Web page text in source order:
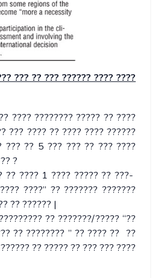
??? ?? ??? ?????? ???? ????
???? ???????? ????? ?? ????
??? ???? ?? ???? ???? ??????
??? ?? 5 ??? ??? ?? ??? ????
?
?? ???? 1 ???? ????? ?? ???-
????” ?? ??????? ???????
?? ?????? |
?? ???????/????? “??
?? ???????? ” ?? ???? ?? ??
?? ????? ?? ??? ??? ????